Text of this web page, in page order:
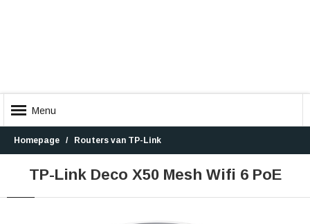
Menu
Homepage Routers van TP-Link
TP-Link Deco X50 Mesh Wifi 6 PoE